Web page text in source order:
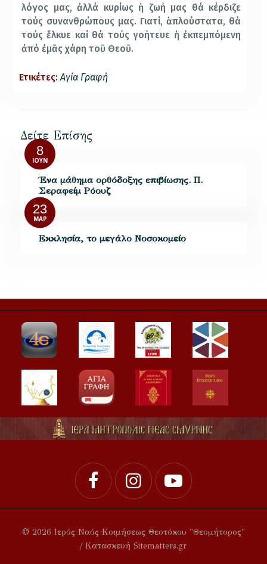
λόγος μας, ἀλλά κυρίως ἡ ζωή μας θά κέρδιζε
τούς συνανθρώπους μας. Γιατί, ἁπλούστατα, θά
τούς ἕλκυε καί θά τούς γοήτευε ἡ ἐκπεμπόμενη
ἀπό ἐμᾶς χάρη τοῦ Θεοῦ.
Ετικέτες: Αγία Γραφή
Δείτε Επίσης
8
ΙΟΎΝ
Ένα μάθημα ορθόδοξης επιβίωσης. Π.
Σεραφείμ Ρόουζ
23
ΜΑΡ
Εκκλησία, το μεγάλο Νοσοκομείο
© 2026 Ιερός Ναός Κοιμήσεως Θεοτόκου "Θεομήτορος"
/ Κατασκευή Sitematters.gr